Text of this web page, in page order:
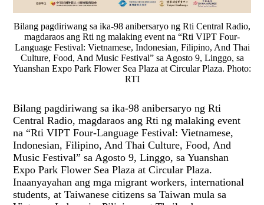
Bilang pagdiriwang sa ika-98 anibersaryo ng Rti Central Radio,
magdaraos ang Rti ng malaking event na “Rti VIPT Four-
Language Festival: Vietnamese, Indonesian, Filipino, And Thai
Culture, Food, And Music Festival” sa Agosto 9, Linggo, sa
Yuanshan Expo Park Flower Sea Plaza at Circular Plaza. Photo:
RTI
Bilang pagdiriwang sa ika-98 anibersaryo ng Rti
Central Radio, magdaraos ang Rti ng malaking event
na “Rti VIPT Four-Language Festival: Vietnamese,
Indonesian, Filipino, And Thai Culture, Food, And
Music Festival” sa Agosto 9, Linggo, sa Yuanshan
Expo Park Flower Sea Plaza at Circular Plaza.
Inaanyayahan ang mga migrant workers, international
students, at Taiwanese citizens sa Taiwan mula sa